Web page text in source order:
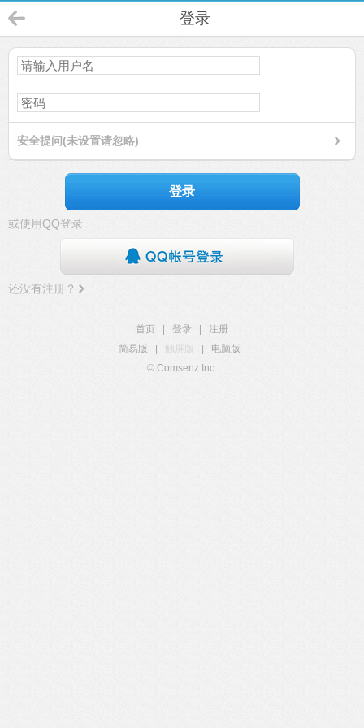
登录
安全提问(未设置请忽略)
登录
或使用QQ登录
还没有注册？
首页 登录
注册
简易版
触屏版 电脑版
© Comsenz Inc.